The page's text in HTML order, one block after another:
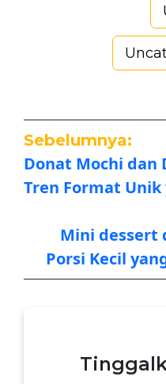
Sebelumnya:
Donat Mochi dan
Tren Format Unik
Mini dessert
Porsi Kecil